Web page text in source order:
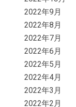
2022年9月
2022年8月
2022年7月
2022年6月
2022年5月
2022年4月
2022年3月
2022年2月